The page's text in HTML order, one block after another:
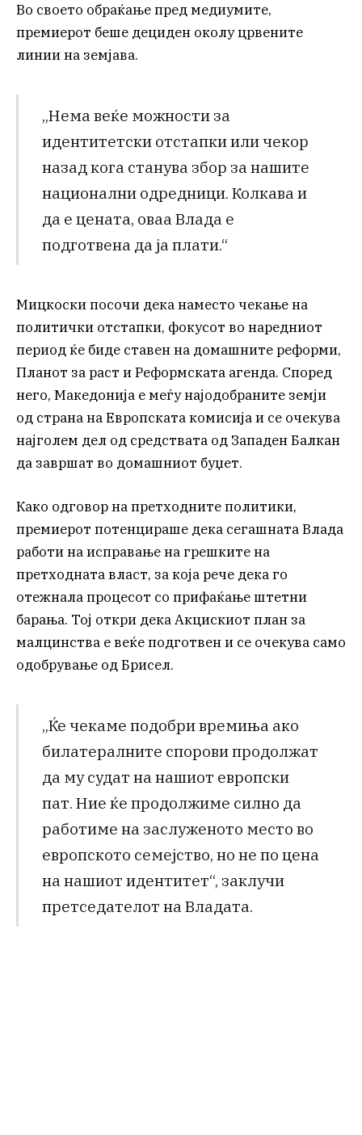
Во своето обраќање пред медиумите,
премиерот беше дециден околу црвените
линии на земјава.
„Нема веќе можности за
идентитетски отстапки или чекор
назад кога станува збор за нашите
национални одредници. Колкава и
да е цената, оваа Влада е
подготвена да ја плати.“
Мицкоски посочи дека наместо чекање на
политички отстапки, фокусот во наредниот
период ќе биде ставен на домашните реформи,
Планот за раст и Реформската агенда. Според
него, Македонија е меѓу најодобраните земји
од страна на Европската комисија и се очекува
најголем дел од средствата од Западен Балкан
да завршат во домашниот буџет.
Како одговор на претходните политики,
премиерот потенцираше дека сегашната Влада
работи на исправање на грешките на
претходната власт, за која рече дека го
отежнала процесот со прифаќање штетни
барања. Тој откри дека Акцискиот план за
малцинства е веќе подготвен и се очекува само
одобрување од Брисел.
„Ќе чекаме подобри времиња ако
билатералните спорови продолжат
да му судат на нашиот европски
пат. Ние ќе продолжиме силно да
работиме на заслуженото место во
европското семејство, но не по цена
на нашиот идентитет“, заклучи
претседателот на Владата.